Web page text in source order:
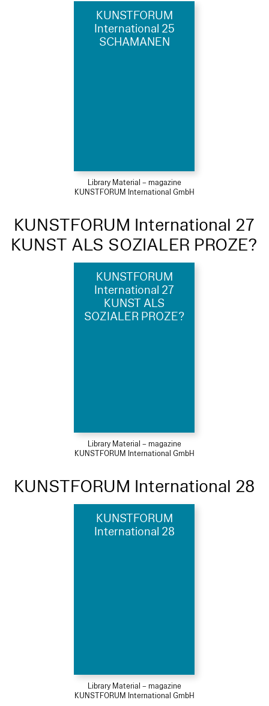
KUNSTFORUM
International 25
SCHAMANEN
Library Material – magazine
KUNSTFORUM International GmbH
KUNSTFORUM International 27
KUNST ALS SOZIALER PROZE?
KUNSTFORUM
International 27
KUNST ALS
SOZIALER PROZE?
Library Material – magazine
KUNSTFORUM International GmbH
KUNSTFORUM International 28
KUNSTFORUM
International 28
Library Material – magazine
KUNSTFORUM International GmbH